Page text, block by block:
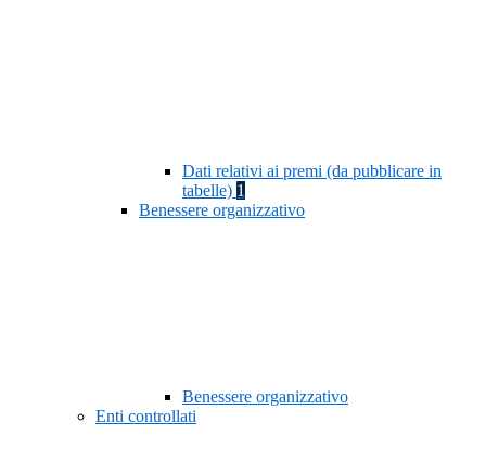
Dati relativi ai premi (da pubblicare in
tabelle) 1
Benessere organizzativo
Benessere organizzativo
Enti controllati